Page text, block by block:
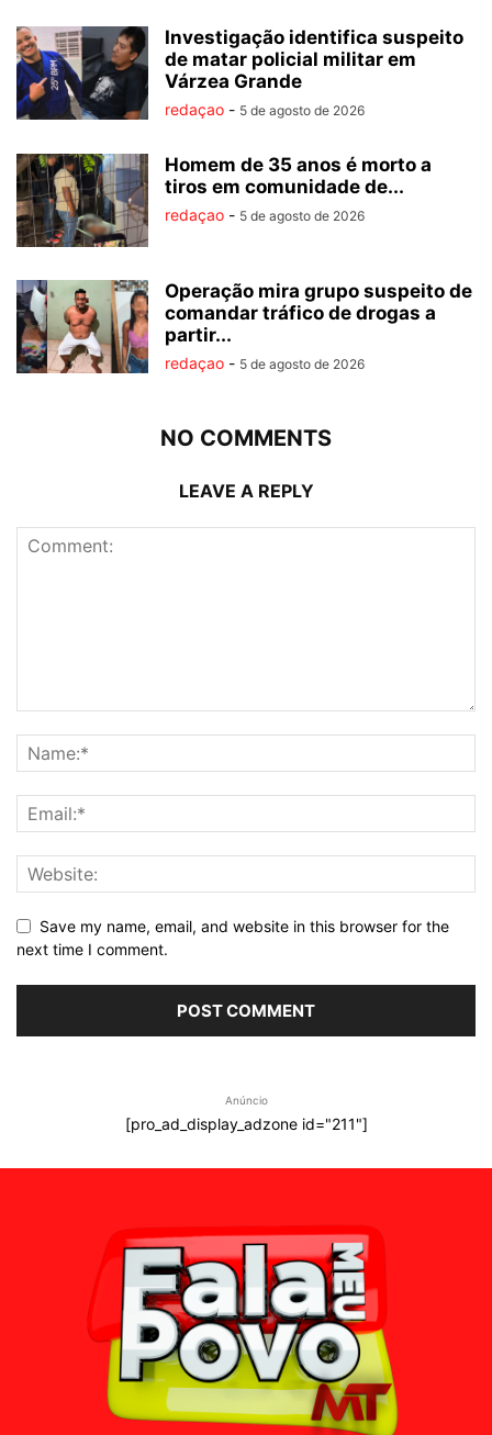
Investigação identifica suspeito
de matar policial militar em
Várzea Grande
redaçao - 5 de agosto de 2026
Homem de 35 anos é morto a
tiros em comunidade de...
redaçao - 5 de agosto de 2026
Operação mira grupo suspeito de
comandar tráfico de drogas a
partir...
redaçao - 5 de agosto de 2026
NO COMMENTS
LEAVE A REPLY
Save my name, email, and website in this browser for the
next time I comment.
Anúncio
[pro_ad_display_adzone id="211"]